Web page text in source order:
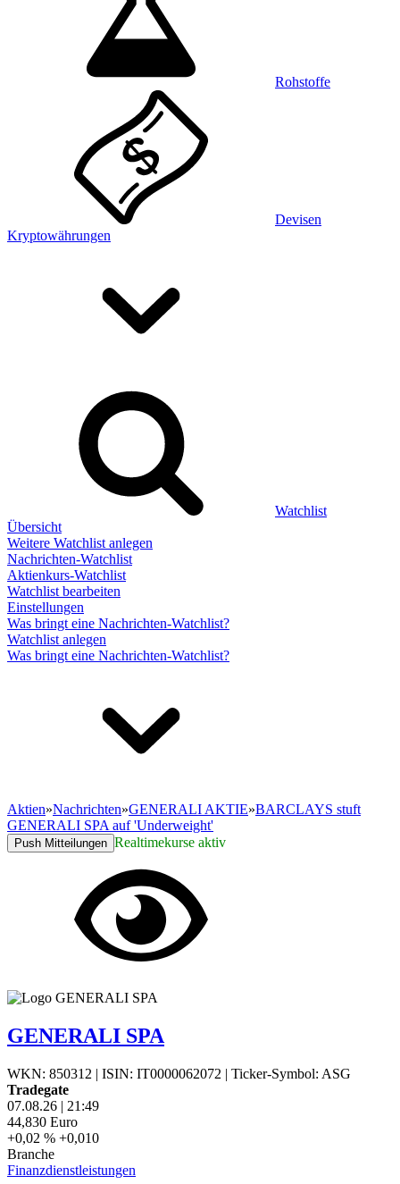
Rohstoffe
Devisen
Kryptowährungen
Watchlist
Übersicht
Weitere Watchlist anlegen
Nachrichten-Watchlist
Aktienkurs-Watchlist
Watchlist bearbeiten
Einstellungen
Was bringt eine Nachrichten-Watchlist?
Watchlist anlegen
Was bringt eine Nachrichten-Watchlist?
Aktien»Nachrichten»GENERALI AKTIE»BARCLAYS stuft
GENERALI SPA auf 'Underweight'
Push Mitteilungen Realtimekurse aktiv
GENERALI SPA
WKN: 850312 | ISIN: IT0000062072 | Ticker-Symbol: ASG
Tradegate
07.08.26 | 21:49
44,830 Euro
+0,02 % +0,010
Branche
Finanzdienstleistungen